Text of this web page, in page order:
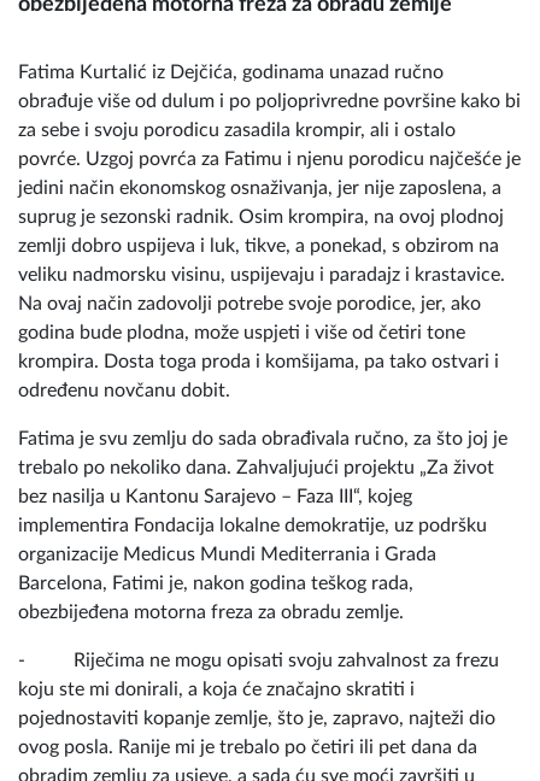
Fatima Kurtalić iz Dejčića, godinama unazad ručno
obrađuje više od dulum i po poljoprivredne površine kako bi
za sebe i svoju porodicu zasadila krompir, ali i ostalo
povrće. Uzgoj povrća za Fatimu i njenu porodicu najčešće je
jedini način ekonomskog osnaživanja, jer nije zaposlena, a
suprug je sezonski radnik. Osim krompira, na ovoj plodnoj
zemlji dobro uspijeva i luk, tikve, a ponekad, s obzirom na
veliku nadmorsku visinu, uspijevaju i paradajz i krastavice.
Na ovaj način zadovolji potrebe svoje porodice, jer, ako
godina bude plodna, može uspjeti i više od četiri tone
određenu novčanu dobit.
Fatima je svu zemlju do sada obrađivala ručno, za što joj je
trebalo po nekoliko dana. Zahvaljujući projektu „Za život
bez nasilja u Kantonu Sarajevo – Faza III“, kojeg
implementira Fondacija lokalne demokratije, uz podršku
organizacije Medicus Mundi Mediterrania i Grada
obezbijeđena motorna freza za obradu zemlje.
- Riječima ne mogu opisati svoju zahvalnost za frezu
koju ste mi donirali, a koja će značajno skratiti i
pojednostaviti kopanje zemlje, što je, zapravo, najteži dio